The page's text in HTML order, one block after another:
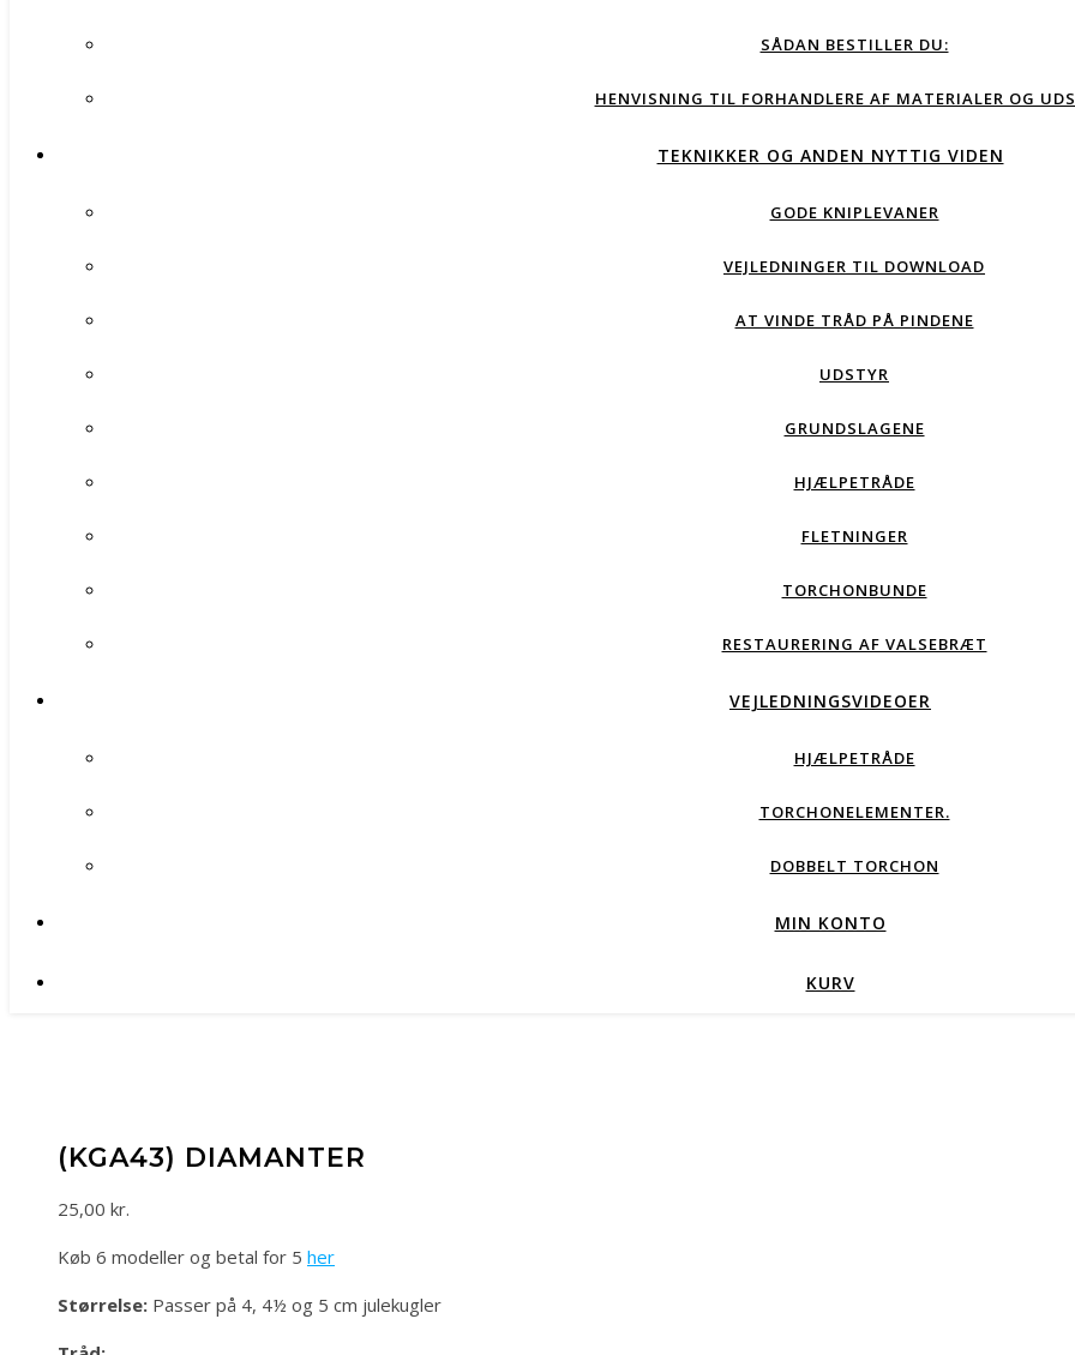
SÅDAN BESTILLER DU:
HENVISNING TIL FORHANDLERE AF MATERIALER OG
TEKNIKKER OG ANDEN NYTTIG VIDEN
GODE KNIPLEVANER
VEJLEDNINGER TIL DOWNLOAD
AT VINDE TRÅD PÅ PINDENE
UDSTYR
GRUNDSLAGENE
HJÆLPETRÅDE
FLETNINGER
TORCHONBUNDE
RESTAURERING AF VALSEBRÆT
VEJLEDNINGSVIDEOER
HJÆLPETRÅDE
TORCHONELEMENTER.
DOBBELT TORCHON
MIN KONTO
KURV
(KGA43) DIAMANTER
25,00 kr.
Køb 6 modeller og betal for 5 her
Størrelse: Passer på 4, 4½ og 5 cm julekugler